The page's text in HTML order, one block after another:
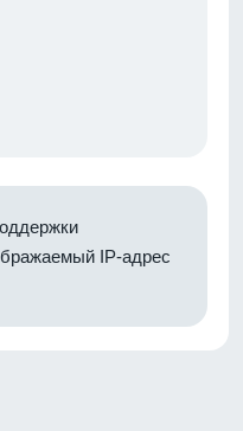
IP-адрес